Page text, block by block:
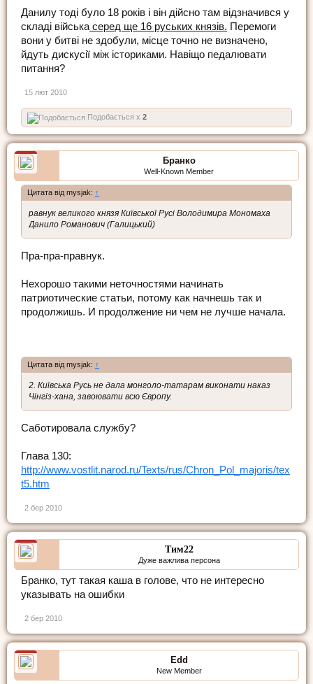
Данилу тоді було 18 років і він дійсно там відзначився у
складі війська серед ще 16 руських князів. Перемоги
вони у битві не здобули, місце точно не визначено,
йдуть дискусії між істориками. Навіщо педалювати
питання?
15 лют 2010
Подобається x 2
Бранко
Well-Known Member
Цитата від mysjak: ↑
равнук великого князя Київської Русі Володимира Мономаха
Данило Романович (Галицький)
Пра-пра-правнук.
Нехорошо такими неточностями начинать
патриотические статьи, потому как начнешь так и
продолжишь. И продолжение ни чем не лучше начала.
Цитата від mysjak: ↑
2. Київська Русь не дала монголо-татарам виконати наказ
Чінгіз-хана, завоювати всю Європу.
Саботировала службу?
Глава 130:
http://www.vostlit.narod.ru/Texts/rus/Chron_Pol_majoris/tex
t5.htm
2 бер 2010
Тим22
Дуже важлива персона
Бранко, тут такая каша в голове, что не интересно
указывать на ошибки
2 бер 2010
Edd
New Member